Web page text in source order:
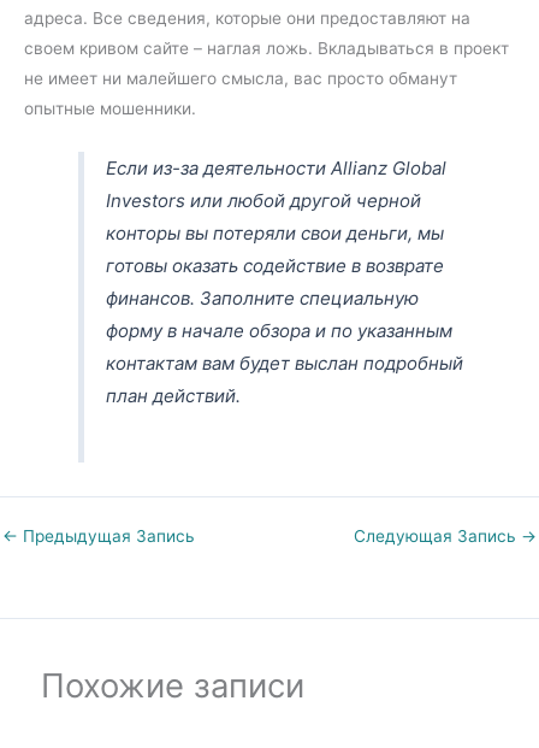
адреса. Все сведения, которые они предоставляют на
своем кривом сайте – наглая ложь. Вкладываться в проект
не имеет ни малейшего смысла, вас просто обманут
опытные мошенники.
Если из-за деятельности Allianz Global
Investors или любой другой черной
конторы вы потеряли свои деньги, мы
готовы оказать содействие в возврате
финансов. Заполните специальную
форму в начале обзора и по указанным
контактам вам будет выслан подробный
план действий.
← Предыдущая Запись Следующая Запись →
Похожие записи